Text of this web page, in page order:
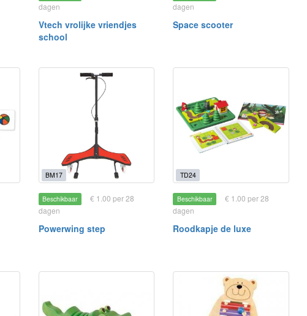
dagen
Vtech vrolijke vriendjes
school
dagen
Space scooter
BM17
Beschikbaar
€ 1.00 per 28
dagen
Powerwing step
TD24
Beschikbaar
€ 1.00 per 28
dagen
Roodkapje de luxe